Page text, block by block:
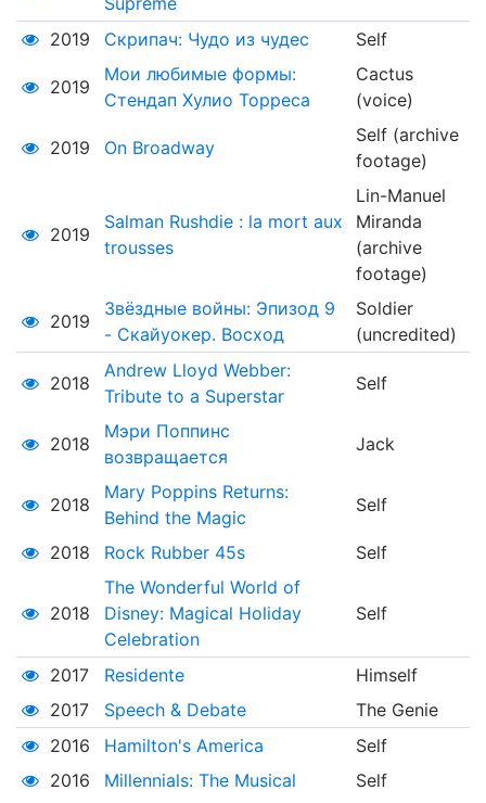
2019 Скрипач: Чудо из чудес Self
2019
Мои любимые формы:
Стендап Хулио Торреса
Cactus
(voice)
2019 On Broadway
Self (archive
footage)
2019
Salman Rushdie : la mort aux
trousses
Lin-Manuel
Miranda
(archive
footage)
2019
Звёздные войны: Эпизод 9
- Скайуокер. Восход
Soldier
(uncredited)
2018
Andrew Lloyd Webber:
Tribute to a Superstar
Self
2018
Мэри Поппинс
возвращается
Jack
2018
Mary Poppins Returns:
Behind the Magic
Self
2018 Rock Rubber 45s Self
2018
The Wonderful World of
Disney: Magical Holiday
Celebration
Self
2017 Residente
Himself
2017
Speech & Debate
The Genie
2016
Hamilton's America
Self
2016
Millennials: The Musical Self